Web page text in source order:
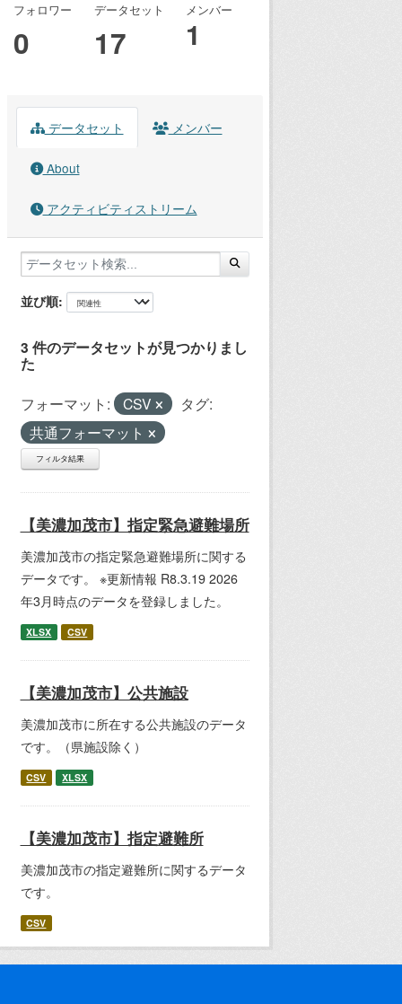
フォロワー
0
データセット
17
メンバー
1
データセット メンバー
About
アクティビティストリーム
並び順
3 件のデータセットが見つかりまし
た
フォーマット: CSV
タグ:
共通フォーマット
フィルタ結果
【美濃加茂市】指定緊急避難場所
美濃加茂市の指定緊急避難場所に関する
データです。 ※更新情報 R8.3.19 2026
年3月時点のデータを登録しました。
XLSX CSV
【美濃加茂市】公共施設
美濃加茂市に所在する公共施設のデータ
です。（県施設除く）
CSV XLSX
【美濃加茂市】指定避難所
美濃加茂市の指定避難所に関するデータ
です。
CSV